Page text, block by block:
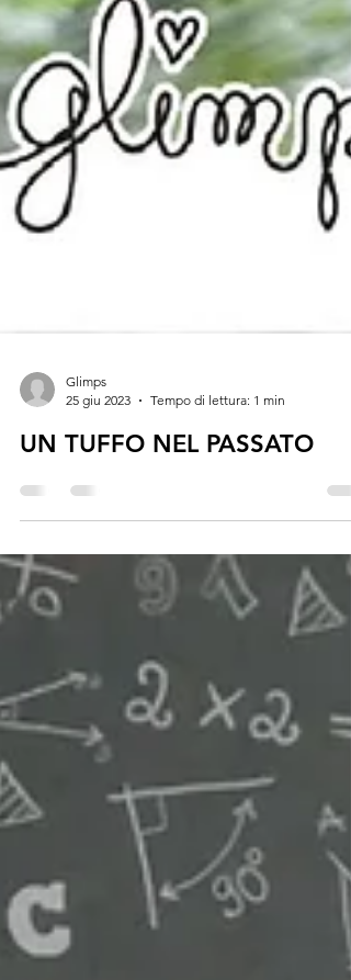
25 giu 2023
Tempo di lettura: 1 min
UN TUFFO NEL PASSATO